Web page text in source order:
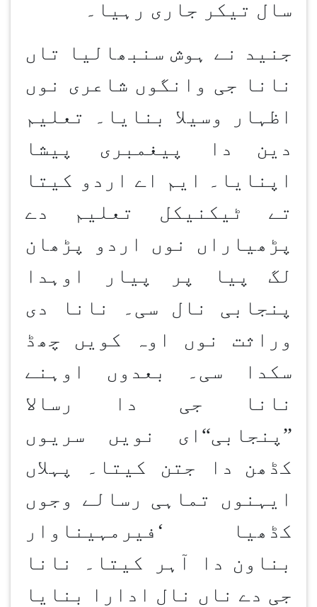
سال تیکر جاری رہیا۔
جنید نے ہوش سنبھالیا تاں
نانا جی وانگوں شاعری نوں
اظہار وسیلا بنایا۔ تعلیم
دین
دا پیغمبری پیشا
اپنایا۔ ایم اے اردو کیتا
تے ٹیکنیکل تعلیم دے
پڑھیاراں نوں اردو پڑھان
لگ پیا پر پیار اوہدا
پنجابی نال سی۔ نانا دی
وراثت نوں اوہ کویں چھڈ
سکدا سی۔ بعدوں اوہنے
نانا جی دا رسالا
” پنجابی“ ای نویں سریوں
کڈھن
دا جتن کیتا۔ پہلاں
ایہنوں تماہی رسالے وجوں
کڈھیا
‘ فیرمہیناوار
بناون دا آہر کیتا۔ نانا
جی دے ناں نال ادارا بنایا